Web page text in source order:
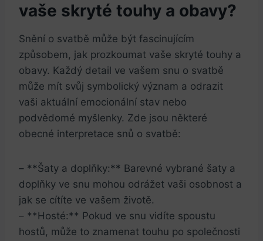
vaše ⁣skryté touhy ‌a obavy?
Snění o svatbě může být fascinujícím
způsobem, jak prozkoumat vaše skryté touhy ⁤a
obavy. Každý detail​ ve ‌vašem snu o svatbě
může mít svůj symbolický význam a odrazit
vaši‌ aktuální emocionální stav nebo
podvědomé myšlenky. Zde jsou některé
obecné interpretace snů o svatbě:
– **Šaty a doplňky:** Barevné vybrané šaty a⁤
doplňky ve snu mohou odrážet vaši osobnost⁢ a
jak ​se cítíte ve vašem životě.
– **Hosté:** Pokud ve snu vidíte spoustu
hostů, může to znamenat touhu po společnosti